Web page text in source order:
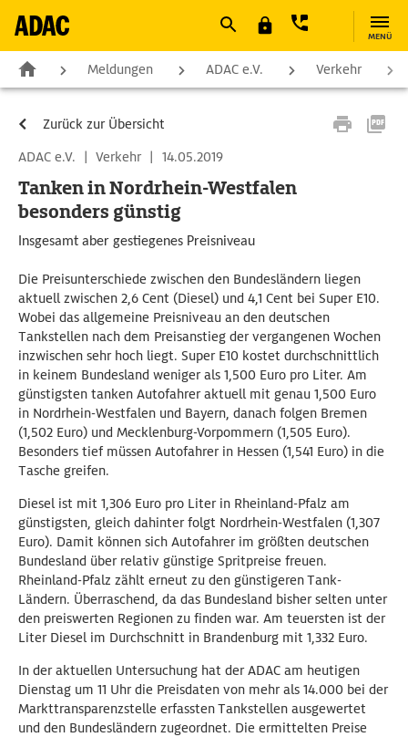
MENÜ
Meldungen ADAC e.V. Verkehr
Zurück zur Übersicht
ADAC e.V.
| Verkehr | 14.05.2019
Tanken in Nordrhein-Westfalen
besonders günstig
Insgesamt aber gestiegenes Preisniveau
Die Preisunterschiede zwischen den Bundesländern liegen
aktuell zwischen 2,6 Cent (Diesel) und 4,1 Cent bei Super E10.
Wobei das allgemeine Preisniveau an den deutschen
Tankstellen nach dem Preisanstieg der vergangenen Wochen
inzwischen sehr hoch liegt. Super E10 kostet durchschnittlich
in keinem Bundesland weniger als 1,500 Euro pro Liter. Am
günstigsten tanken Autofahrer aktuell mit genau 1,500 Euro
in Nordrhein-Westfalen und Bayern, danach folgen Bremen
(1,502 Euro) und Mecklenburg-Vorpommern (1,505 Euro).
Besonders tief müssen Autofahrer in Hessen (1,541 Euro) in die
Tasche greifen.
Diesel ist mit 1,306 Euro pro Liter in Rheinland-Pfalz am
günstigsten, gleich dahinter folgt Nordrhein-Westfalen (1,307
Euro). Damit können sich Autofahrer im größten deutschen
Bundesland über relativ günstige Spritpreise freuen.
Rheinland-Pfalz zählt erneut zu den günstigeren Tank-
Ländern. Überraschend, da das Bundesland bisher selten unter
den preiswerten Regionen zu finden war. Am teuersten ist der
Liter Diesel im Durchschnitt in Brandenburg mit 1,332 Euro.
In der aktuellen Untersuchung hat der ADAC am heutigen
Dienstag um 11 Uhr die Preisdaten von mehr als 14.000 bei der
Markttransparenzstelle erfassten Tankstellen ausgewertet
und den Bundesländern zugeordnet. Die ermittelten Preise